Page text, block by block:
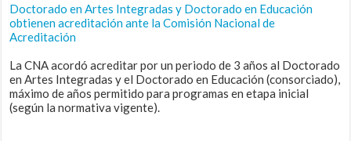
Doctorado en Artes Integradas y Doctorado en Educación
obtienen acreditación ante la Comisión Nacional de
Acreditación
La CNA acordó acreditar por un periodo de 3 años al Doctorado
en Artes Integradas y el Doctorado en Educación (consorciado),
máximo de años permitido para programas en etapa inicial
(según la normativa vigente).